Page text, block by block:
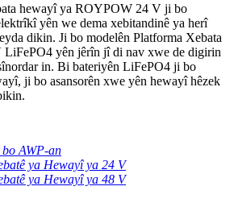
hewayî ya ROYPOW 24 V ji bo
yên we dema xebitandinê ya herî
dikin. Ji bo modelên Platforma Xebata
yên jêrîn jî di nav xwe de digirin
in. Bi bateriyên LiFePO4 ji bo
ji bo asansorên xwe yên hewayî hêzek
AWP-an
ya Hewayî ya 24 V
ya Hewayî ya 48 V